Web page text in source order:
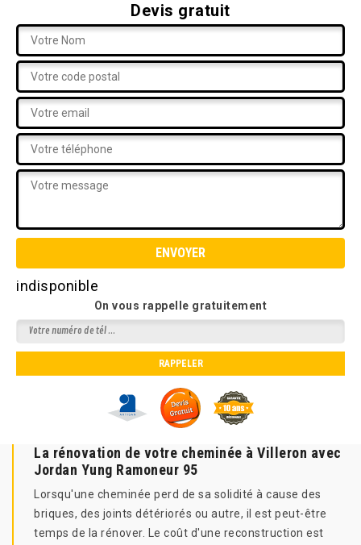
Devis gratuit
indisponible
On vous rappelle gratuitement
La rénovation de votre cheminée à Villeron avec
Jordan Yung Ramoneur 95
Lorsqu'une cheminée perd de sa solidité à cause des
briques, des joints détériorés ou autre, il est peut-être
temps de la rénover. Le coût d'une reconstruction est